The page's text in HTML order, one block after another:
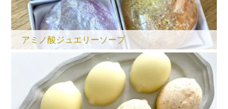
アミノ酸ジュエリーソープ